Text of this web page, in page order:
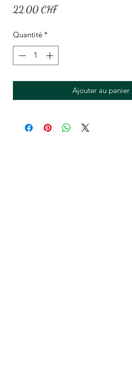
22.00 CHFPrix
Quantité *
Ajouter au panier